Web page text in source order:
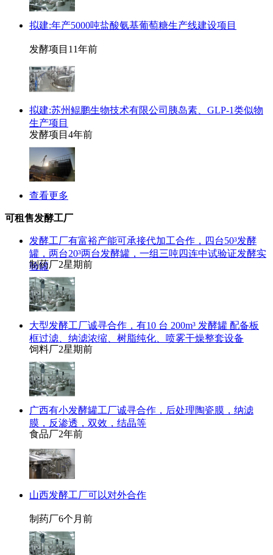
拟建:年产5000吨盐酸氨基葡萄糖生产线建设项目
发酵项目 11年前
拟建:苏州鲲鹏生物技术有限公司胰岛素、GLP-1类似物
生产项目
发酵项目 4年前
查看更多
可租售发酵工厂
发酵工厂有富裕产能可承接代加工合作，四台50³发酵
罐，两台20³两台发酵罐，一组三吨四连中试验证发酵实
验罐
制药厂2星期前
大型发酵工厂诚寻合作，有10 台 200m³ 发酵罐 配备板
框过滤、纳滤浓缩、树脂纯化、喷雾干燥整套设备
饲料厂2星期前
广西有小发酵罐工厂诚寻合作，后处理陶瓷膜，纳滤
膜，反渗透，双效，结晶等
食品厂2年前
山西发酵工厂可以对外合作
制药厂6个月前